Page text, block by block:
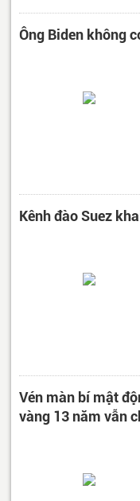
Ông Biden không
Kênh đào Suez
Vén màn bí mật
vàng 13 năm vẫn